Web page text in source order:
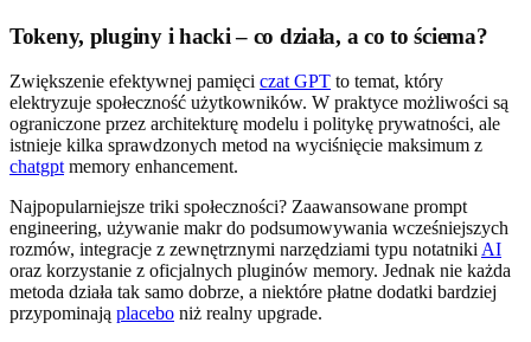
Tokeny, pluginy i hacki – co działa, a co to ściema?
Zwiększenie efektywnej pamięci czat GPT to temat, który
elektryzuje społeczność użytkowników. W praktyce możliwości są
ograniczone przez architekturę modelu i politykę prywatności, ale
istnieje kilka sprawdzonych metod na wyciśnięcie maksimum z
chatgpt memory enhancement.
Najpopularniejsze triki społeczności? Zaawansowane prompt
engineering, używanie makr do podsumowywania wcześniejszych
rozmów, integracje z zewnętrznymi narzędziami typu notatniki AI
oraz korzystanie z oficjalnych pluginów memory. Jednak nie każda
metoda działa tak samo dobrze, a niektóre płatne dodatki bardziej
przypominają placebo niż realny upgrade.